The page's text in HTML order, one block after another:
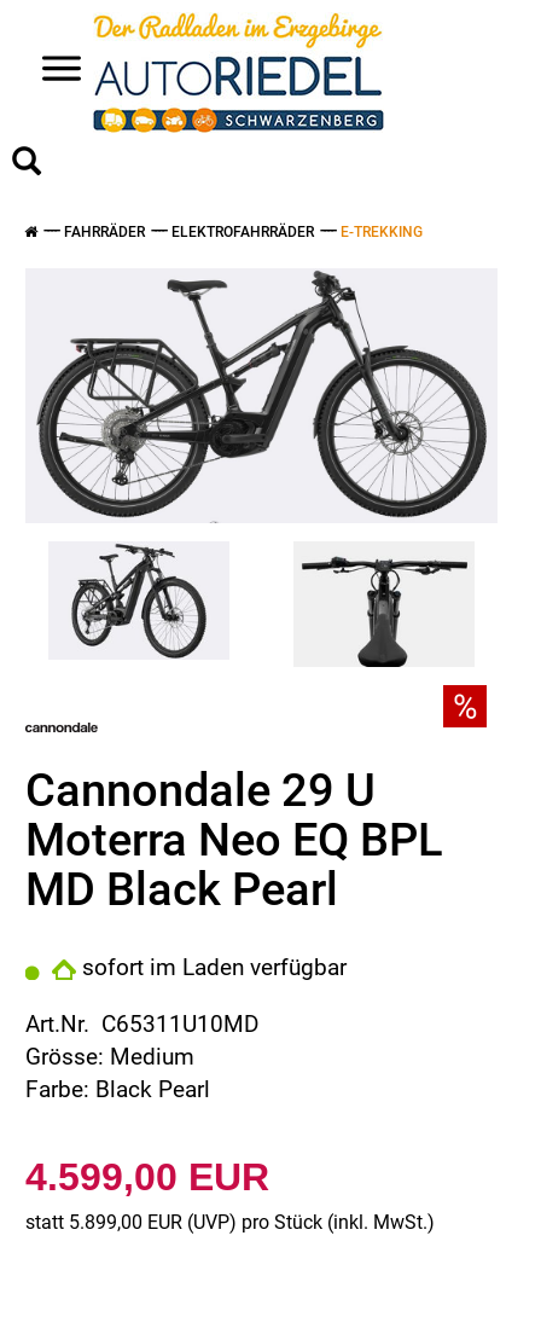
FAHRRÄDER ELEKTROFAHRRÄDER E-TREKKING
Cannondale 29 U
Moterra Neo EQ BPL
MD Black Pearl
sofort im Laden verfügbar
Art.Nr. C65311U10MD
Grösse: Medium
Farbe: Black Pearl
4.599,00 EUR
statt 5.899,00 EUR (UVP) pro Stück (inkl. MwSt.)